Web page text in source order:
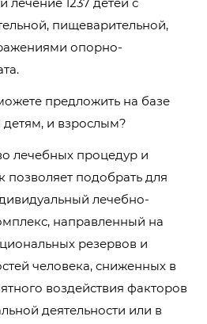
пищеварительной,
опорно-
предложить на базе
и взрослым?
лечебных процедур и
подобрать для
лечебно-
направленный на
резервов и
человека, сниженных в
воздействия факторов
деятельности или в